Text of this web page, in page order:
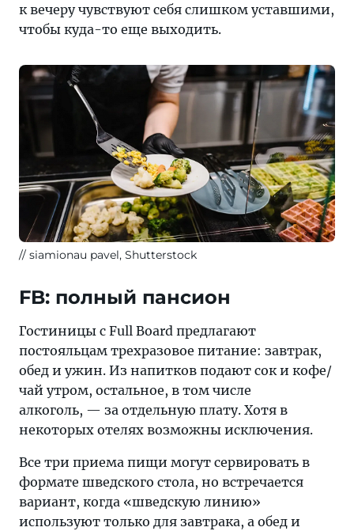
к вечеру чувствуют себя слишком уставшими,
чтобы куда-то еще выходить.
siamionau pavel, Shutterstock
FB: полный пансион
Гостиницы с Full Board предлагают
постояльцам трехразовое питание: завтрак,
обед и ужин. Из напитков подают сок и кофе/
чай утром, остальное, в том числе
алкоголь, — за отдельную плату. Хотя в
некоторых отелях возможны исключения.
Все три приема пищи могут сервировать в
формате шведского стола, но встречается
вариант, когда «шведскую линию»
используют только для завтрака, а обед и